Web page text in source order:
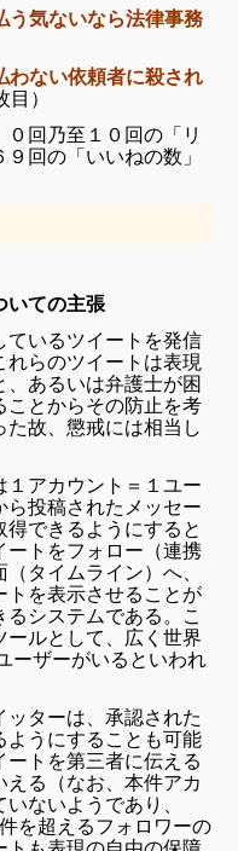
う気ないなら法律事務
わない依頼者に殺され
目）
０回乃至１０回の「リ
回の「いいねの数」
いての主張
ているツイートを発信
れらのツイートは表現
あるいは弁護士が困
ことからその防止を考
た故、懲戒には相当し
１アカウント＝１ユー
ら投稿されたメッセー
できるようにすると
ートをフォロー（連携
タイムライン）へ、
トを表示させることが
システムである。こ
ールとして、広く世界
ーザーがいるといわれ
ッターは、承認された
ようにすることも可能
トを第三者に伝える
える（なお、本件アカ
ないようであり、
を超えるフォロワーの